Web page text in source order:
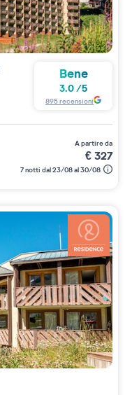
Bene
3.0 /5
895recensioni
a partire da
€327
7 notti dal 23/08 al 30/08